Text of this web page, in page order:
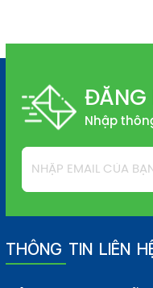
ĐĂNG
Nhập
THÔNG TIN LIÊN